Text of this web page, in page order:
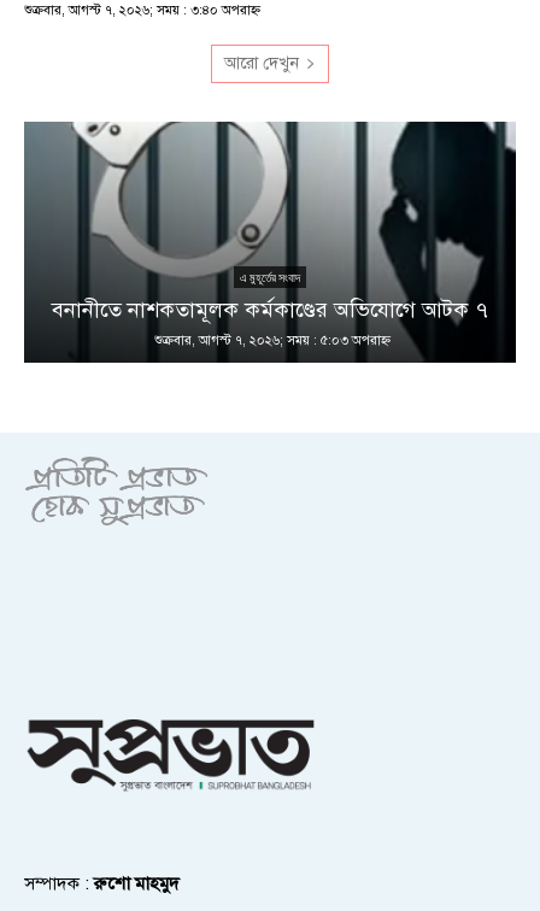
শুক্রবার, আগস্ট ৭, ২০২৬; সময় : ৩:৪০ অপরাহ্ণ
আরো দেখুন
এ মুহূর্তের সংবাদ
বনানীতে নাশকতামূলক কর্মকাণ্ডের অভিযোগে আটক ৭
শুক্রবার, আগস্ট ৭, ২০২৬; সময় : ৫:০৩ অপরাহ্ণ
সম্পাদক :রুশো মাহমুদ